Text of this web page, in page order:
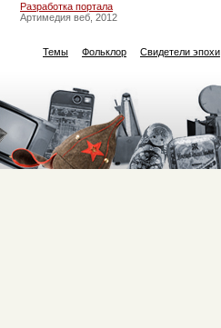
Разработка портала
Артимедия веб, 2012
Темы Фольклор Свидетели эпохи